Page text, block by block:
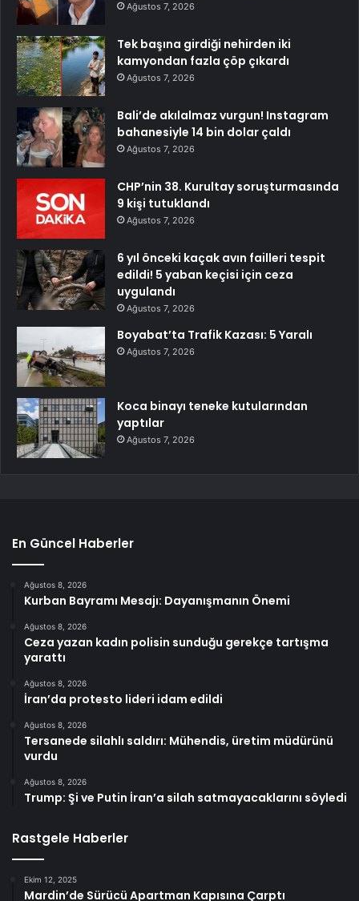
Ağustos 7, 2026
Tek başına girdiği nehirden iki
kamyondan fazla çöp çıkardı
Ağustos 7, 2026
Bali’de akılalmaz vurgun! Instagram
bahanesiyle 14 bin dolar çaldı
Ağustos 7, 2026
CHP’nin 38. Kurultay soruşturmasında
9 kişi tutuklandı
Ağustos 7, 2026
6 yıl önceki kaçak avın failleri tespit
edildi! 5 yaban keçisi için ceza
uygulandı
Ağustos 7, 2026
Boyabat’ta Trafik Kazası: 5 Yaralı
Ağustos 7, 2026
Koca binayı teneke kutularından
yaptılar
Ağustos 7, 2026
En Güncel Haberler
Ağustos 8, 2026
Kurban Bayramı Mesajı: Dayanışmanın Önemi
Ağustos 8, 2026
Ceza yazan kadın polisin sunduğu gerekçe tartışma
yarattı
Ağustos 8, 2026
İran’da protesto lideri idam edildi
Ağustos 8, 2026
Tersanede silahlı saldırı: Mühendis, üretim müdürünü
vurdu
Ağustos 8, 2026
Trump: Şi ve Putin İran’a silah satmayacaklarını söyledi
Rastgele Haberler
Ekim 12, 2025
Mardin’de Sürücü Apartman Kapısına Çarptı